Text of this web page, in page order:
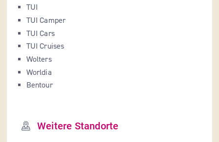
TUI
TUI Camper
TUI Cars
TUI Cruises
Wolters
Worldia
Bentour
Weitere Standorte